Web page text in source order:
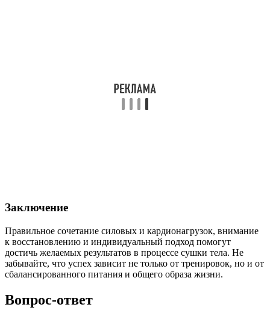
Заключение
Правильное сочетание силовых и кардионагрузок, внимание
к восстановлению и индивидуальный подход помогут
достичь желаемых результатов в процессе сушки тела. Не
забывайте, что успех зависит не только от тренировок, но и от
сбалансированного питания и общего образа жизни.
Вопрос-ответ